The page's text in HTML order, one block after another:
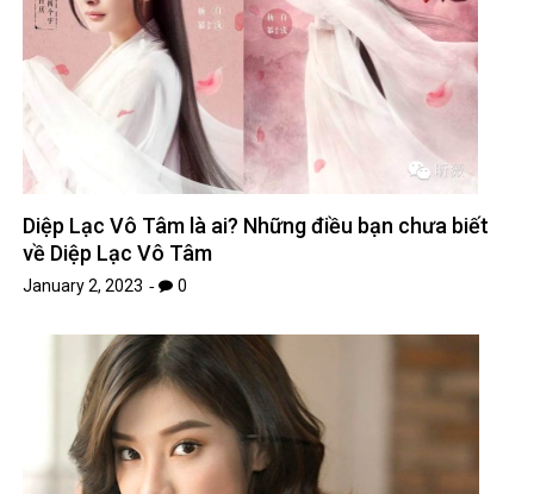
Diệp Lạc Vô Tâm là ai? Những điều bạn chưa biết
về Diệp Lạc Vô Tâm
January 2, 2023 0